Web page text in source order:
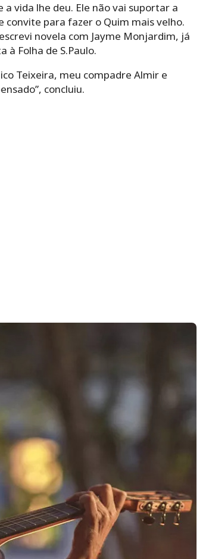
vida lhe deu. Ele não vai suportar a
convite para fazer o Quim mais velho.
novela com Jayme Monjardim, já
Folha de S.Paulo.
Teixeira, meu compadre Almir e
concluiu.